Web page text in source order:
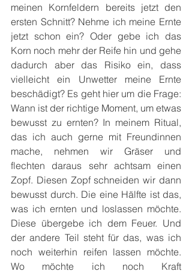
meinen Kornfeldern bereits jetzt den
ersten Schnitt? Nehme ich meine Ernte
jetzt schon ein? Oder gebe ich das
Korn noch mehr der Reife hin und gehe
dadurch aber das Risiko ein, dass
vielleicht ein Unwetter meine Ernte
beschädigt? Es geht hier um die Frage:
Wann ist der richtige Moment, um etwas
bewusst zu ernten? In meinem Ritual,
das ich auch gerne mit Freundinnen
mache, nehmen wir Gräser und
flechten daraus sehr achtsam einen
Zopf. Diesen Zopf schneiden wir dann
bewusst durch. Die eine Hälfte ist das,
was ich ernten und loslassen möchte.
Diese übergebe ich dem Feuer. Und
der andere Teil steht für das, was ich
noch weiterhin reifen lassen möchte.
Wo möchte ich noch Kraft